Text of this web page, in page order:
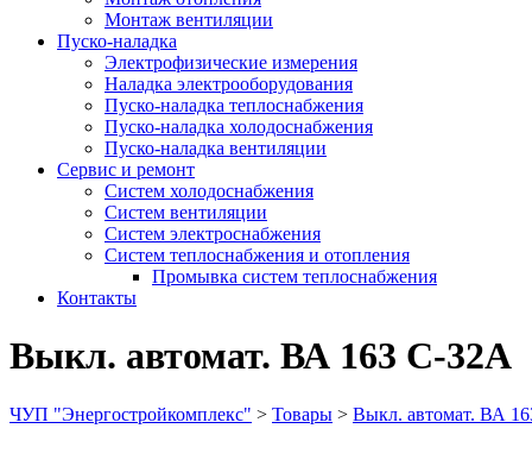
Монтаж вентиляции
Пуско-наладка
Электрофизические измерения
Наладка электрооборудования
Пуско-наладка теплоснабжения
Пуско-наладка холодоснабжения
Пуско-наладка вентиляции
Сервис и ремонт
Систем холодоснабжения
Систем вентиляции
Систем электроснабжения
Систем теплоснабжения и отопления
Промывка систем теплоснабжения
Контакты
Выкл. автомат. ВА 163 С-32А
ЧУП "Энергостройкомплекс" > Товары > Выкл. автомат. ВА